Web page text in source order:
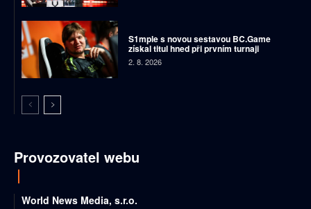
S1mple s novou sestavou BC.Game
získal titul hned při prvním turnaji
2. 8. 2026
Provozovatel webu
World News Media, s.r.o.